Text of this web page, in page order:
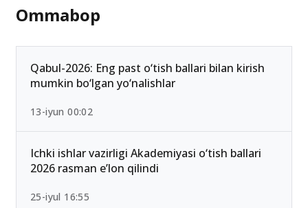
Ommabop
Qabul-2026: Eng past o‘tish ballari bilan kirish
mumkin bo‘lgan yo‘nalishlar
13-iyun 00:02
Ichki ishlar vazirligi Akademiyasi o‘tish ballari
2026 rasman e’lon qilindi
25-iyul 16:55